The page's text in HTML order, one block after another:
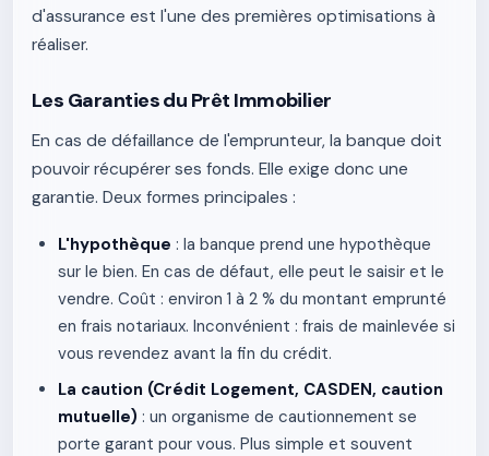
d'assurance est l'une des premières optimisations à
réaliser.
Les Garanties du Prêt Immobilier
En cas de défaillance de l'emprunteur, la banque doit
pouvoir récupérer ses fonds. Elle exige donc une
garantie. Deux formes principales :
L'hypothèque : la banque prend une hypothèque
sur le bien. En cas de défaut, elle peut le saisir et le
vendre. Coût : environ 1 à 2 % du montant emprunté
en frais notariaux. Inconvénient : frais de mainlevée si
vous revendez avant la fin du crédit.
La caution (Crédit Logement, CASDEN, caution
mutuelle) : un organisme de cautionnement se
porte garant pour vous. Plus simple et souvent